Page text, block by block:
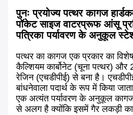
पुनः प्रयोज्य पत्थर कागज
पॉकेट साइज वाटरप्रूफ आंसू
पत्रिका पर्यावरण के अनुकूल
पत्थर का कागज एक प्रकार का
कैल्शियम कार्बोनेट (चूना पत्थर) और
रेजिन (एचडीपीई) से बना है।
बांधनेवाला पदार्थ के रूप में किया
एक अत्यंत पर्यावरण के अनुकूल
से अलग है क्योंकि इसमें गैर लकड़ी का